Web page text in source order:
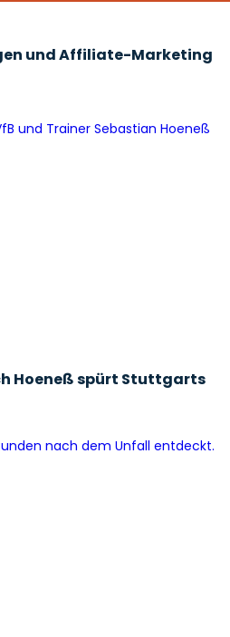
und Affiliate-Marketing
Hoeneß spürt Stuttgarts